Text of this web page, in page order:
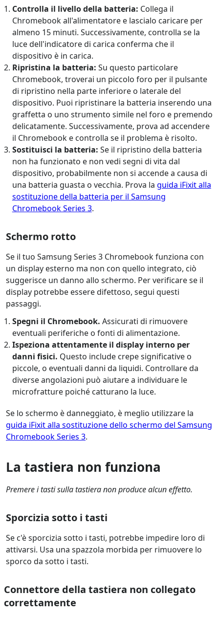
Controlla il livello della batteria: Collega il
Chromebook all'alimentatore e lascialo caricare per
almeno 15 minuti. Successivamente, controlla se la
luce dell'indicatore di carica conferma che il
dispositivo è in carica.
Ripristina la batteria: Su questo particolare
Chromebook, troverai un piccolo foro per il pulsante
di ripristino nella parte inferiore o laterale del
dispositivo. Puoi ripristinare la batteria inserendo una
graffetta o uno strumento simile nel foro e premendo
delicatamente. Successivamente, prova ad accendere
il Chromebook e controlla se il problema è risolto.
Sostituisci la batteria: Se il ripristino della batteria
non ha funzionato e non vedi segni di vita dal
dispositivo, probabilmente non si accende a causa di
una batteria guasta o vecchia. Prova la guida iFixit alla
sostituzione della batteria per il Samsung
Chromebook Series 3.
Schermo rotto
Se il tuo Samsung Series 3 Chromebook funziona con
un display esterno ma non con quello integrato, ciò
suggerisce un danno allo schermo. Per verificare se il
display potrebbe essere difettoso, segui questi
passaggi.
Spegni il Chromebook. Assicurati di rimuovere
eventuali periferiche o fonti di alimentazione.
Ispeziona attentamente il display interno per
danni fisici. Questo include crepe significative o
piccole, o eventuali danni da liquidi. Controllare da
diverse angolazioni può aiutare a individuare le
microfratture poiché catturano la luce.
Se lo schermo è danneggiato, è meglio utilizzare la
guida iFixit alla sostituzione dello schermo del Samsung
Chromebook Series 3.
La tastiera non funziona
Premere i tasti sulla tastiera non produce alcun effetto.
Sporcizia sotto i tasti
Se c'è sporcizia sotto i tasti, potrebbe impedire loro di
attivarsi. Usa una spazzola morbida per rimuovere lo
sporco da sotto i tasti.
Connettore della tastiera non collegato
correttamente